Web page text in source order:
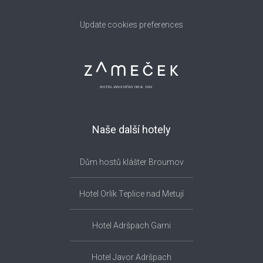
Update cookies preferences
Naše další hotely
Dům hostů klášter Broumov
Hotel Orlík Teplice nad Metují
Hotel Adršpach Garni
Hotel Javor Adršpach